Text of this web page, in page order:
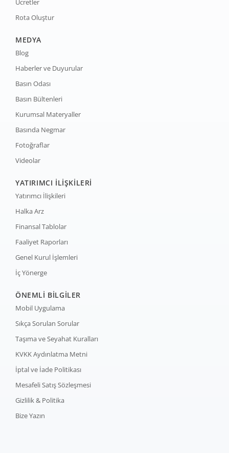
Ücretler
Rota Oluştur
MEDYA
Blog
Haberler ve Duyurular
Basın Odası
Basın Bültenleri
Kurumsal Materyaller
Basında Negmar
Fotoğraflar
Videolar
YATIRIMCI İLİŞKİLERİ
Yatırımcı İlişkileri
Halka Arz
Finansal Tablolar
Faaliyet Raporları
Genel Kurul İşlemleri
İç Yönerge
ÖNEMLİ BİLGİLER
Mobil Uygulama
Sıkça Sorulan Sorular
Taşıma ve Seyahat Kuralları
KVKK Aydınlatma Metni
İptal ve İade Politikası
Mesafeli Satış Sözleşmesi
Gizlilik & Politika
Bize Yazın